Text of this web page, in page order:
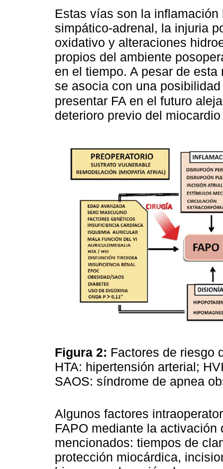
Estas vías son la
simpático-adrenal, la injuria
oxidativo y alteraciones
propios del ambiente
en el tiempo. A pesar de
se asocia con una
presentar FA en el futuro
deterioro previo del
Figura 2: Factores de riesgo
HTA: hipertensión arterial;
SAOS: síndrome de apnea
Algunos factores
FAPO mediante la
mencionados: tiempos de
protección miocárdica,